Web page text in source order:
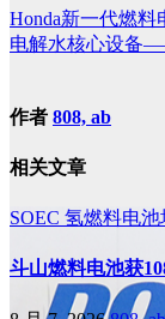
Honda新一代燃
电解水核心设备
作者 808, ab
相关文章
SOEC 氢燃料电池
斗山燃料电池获